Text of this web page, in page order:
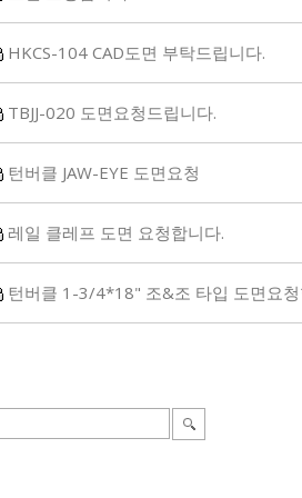
HKCS-104 CAD도면 부탁드립니다.
TBJJ-020 도면요청드립니다.
턴버클 JAW-EYE 도면요청
레일 클레프 도면 요청합니다.
턴버클 1-3/4*18" 조&조 타입 도면요청